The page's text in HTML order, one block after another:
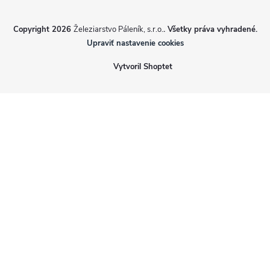
Vytvoril Shoptet
Copyright 2026 Železiarstvo Páleník, s.r.o.. Všetky práva vyhradené.
Upraviť nastavenie cookies